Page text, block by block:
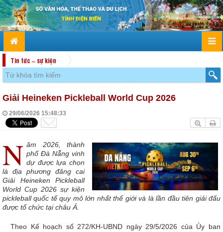
Tin tức – sự kiện
Giải Heineken Pickleball World Cup 2026
29/06/2026 15:48:33
N ăm 2026, thành
phố Đà Nẵng vinh
dự được lựa chọn
là địa phương đăng cai
Giải Heineken Pickleball
World Cup 2026 sự kiện
pickleball quốc tế quy mô lớn nhất thế giới và là lần đầu tiên giải đấu
được tổ chức tại châu Á.
Theo Kế hoạch số 272/KH-UBND ngày 29/5/2026 của Ủy ban